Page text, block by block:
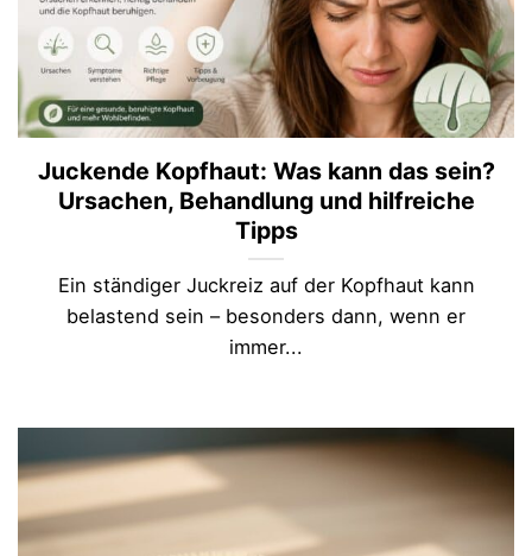
Juckende Kopfhaut: Was kann das sein?
Ursachen, Behandlung und hilfreiche
Tipps
Ein ständiger Juckreiz auf der Kopfhaut kann
belastend sein – besonders dann, wenn er
immer...